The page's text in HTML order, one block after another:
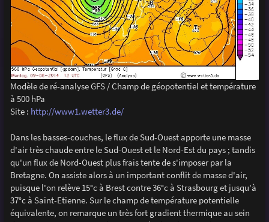
Modèle de ré-analyse GFS / Champ de géopotentiel et température
à 500 hPa
Site : http://www1.wetter3.de/
Dans les basses-couches, le flux de Sud-Ouest apporte une masse
d'air très chaude entre le Sud-Ouest et le Nord-Est du pays ; tandis
qu'un flux de Nord-Ouest plus frais tente de s'imposer par la
Bretagne. On assiste alors à un important conflit de masse d'air,
puisque l'on relève 15°c à Brest contre 36°c à Strasbourg et jusqu'à
37°c à Saint-Etienne. Sur le champ de température potentielle
équivalente, on remarque un très fort gradient thermique au sein